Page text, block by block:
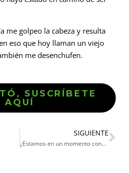
golpeo la cabeza y resulta
eso que hoy llaman un viejo
me desenchufen.
SUSCRÍBETE
AQUÍ
SIGUIENTE
¿Estamos en un momento constituyente?